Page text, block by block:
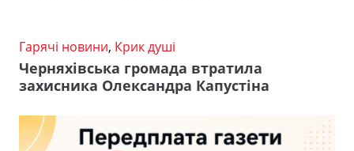
Гарячі новини, Крик душі
Черняхівська громада втратила
захисника Олександра Капустіна